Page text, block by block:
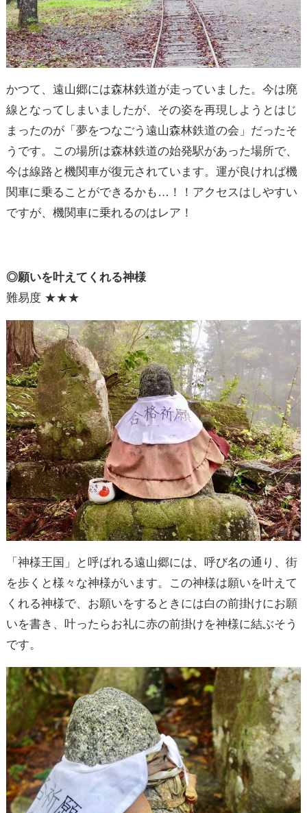
かつて、遠山郷には森林鉄道が走っていました。今は廃
線となってしまいましたが、その姿を再現しようとはじ
まったのが「夢をつなごう遠山森林鉄道の会」だったそ
うです。この場所は森林鉄道の始発駅があった場所で、
今は線路と機関車が復元されています。運が良ければ機
関車に乗ることができるかも…！！アクセスはしやすい
ですが、機関車に乗れるのはレア！
◎願いを叶えてくれる神様
難易度 ★★★
「神様王国」と呼ばれる遠山郷には、呼び名の通り、街
を歩くと様々な神様がいます。この神様は願いを叶えて
くれる神様で、お願いをするときには白の前掛けにお願
いを書き、叶ったらお礼に赤の前掛けを神様に結ぶそう
です。